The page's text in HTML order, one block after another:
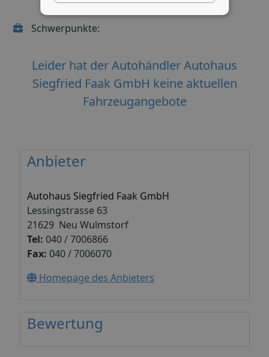
Schwerpunkte:
Leider hat der Autohändler Autohaus
Siegfried Faak GmbH keine aktuellen
Fahrzeugangebote
Anbieter
Autohaus Siegfried Faak GmbH
Lessingstrasse 63
21629 Neu Wulmstorf
Tel: 040 / 7006866
Fax: 040 / 7006070
Homepage des Anbieters
Bewertung